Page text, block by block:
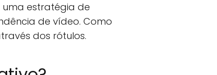
estratégia de
de vídeo. Como
dos rótulos.